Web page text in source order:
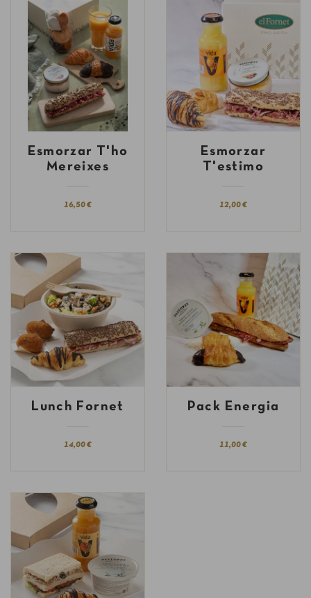
Esmorzar T'ho
Mereixes
16,50 €
Esmorzar
T'estimo
12,00 €
Lunch Fornet
14,00 €
Pack Energia
11,00 €